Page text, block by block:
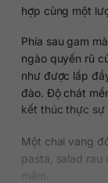
hợp cùng một
Phía sau gam
ngào quyến rũ
như được lấp
đào. Độ chát
kết thúc thực sự
Một chai vang
pasta, salad rau
mềm.